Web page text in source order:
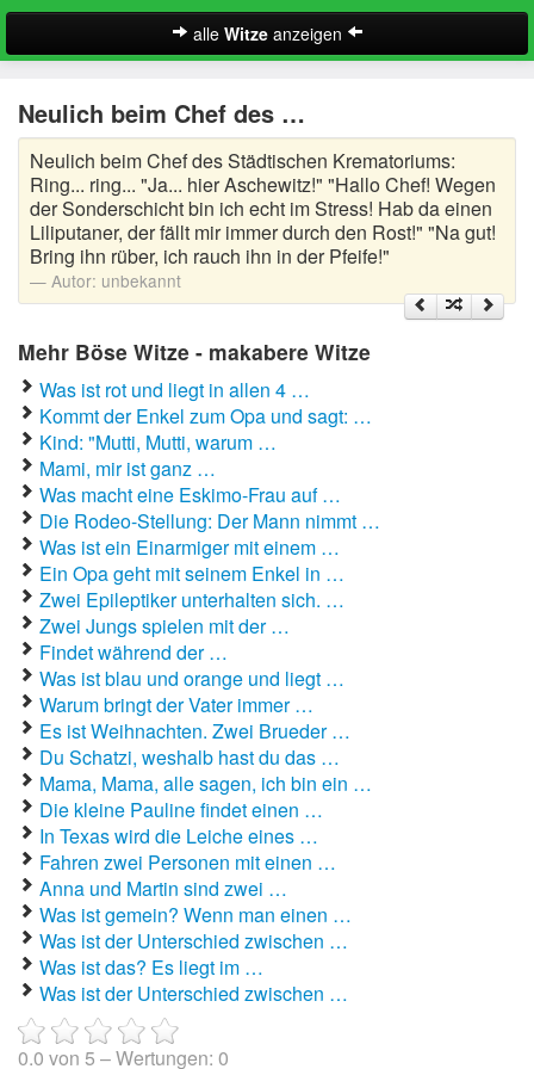
alle Witzeanzeigen
A-Klasse Witze
Akademiker Witze
Al Bundy Sprüche
Alle Kinder Sprüche
Antiwitze
Anwaltswitze
Arbeitswitze
Arztwitze
Autoaufkleber Sprüche
Bankerwitze
Bart Simpson Sprüche
Bauernregeln
Bauernwitze
Bayern Witze
Beamtenwitze
Bierwitze
Bill Clinton Witze
Blondinenwitze
Neulich beim Chef des …
Neulich beim Chef des Städtischen Krematoriums:
Ring... ring... "Ja... hier Aschewitz!" "Hallo Chef! Wegen
der Sonderschicht bin ich echt im Stress! Hab da einen
Liliputaner, der fällt mir immer durch den Rost!" "Na gut!
Bring ihn rüber, ich rauch ihn in der Pfeife!"
Autor: unbekannt
Mehr Böse Witze - makabere Witze
Was ist rot und liegt in allen 4 …
Kommt der Enkel zum Opa und sagt: …
Kind: "Mutti, Mutti, warum …
Mami, mir ist ganz …
Was macht eine Eskimo-Frau auf …
Die Rodeo-Stellung: Der Mann nimmt …
Was ist ein Einarmiger mit einem …
Ein Opa geht mit seinem Enkel in …
Zwei Epileptiker unterhalten sich. …
Zwei Jungs spielen mit der …
Findet während der …
Was ist blau und orange und liegt …
Warum bringt der Vater immer …
Es ist Weihnachten. Zwei Brueder …
Du Schatzi, weshalb hast du das …
Mama, Mama, alle sagen, ich bin ein …
Die kleine Pauline findet einen …
In Texas wird die Leiche eines …
Fahren zwei Personen mit einen …
Anna und Martin sind zwei …
Was ist gemein? Wenn man einen …
Was ist der Unterschied zwischen …
Was ist das? Es liegt im …
Was ist der Unterschied zwischen …
0.0 von 5 – Wertungen: 0